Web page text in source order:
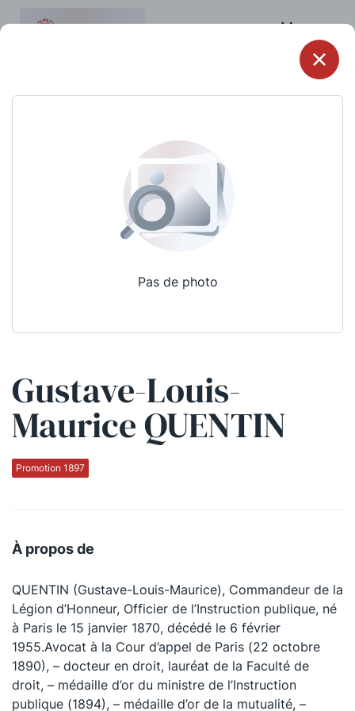
Menu
Pas de photo
Gustave-Louis-
Maurice QUENTIN
Promotion 1897
À propos de
QUENTIN (Gustave-Louis-Maurice), Commandeur de la
Légion d’Honneur, Officier de l’Instruction publique, né
à Paris le 15 janvier 1870, décédé le 6 février
1955.Avocat à la Cour d’appel de Paris (22 octobre
1890), – docteur en droit, lauréat de la Faculté de
droit, – médaille d’or du ministre de l’Instruction
publique (1894), – médaille d’or de la mutualité, –
Qui sommes-nous ?
La Conférence
La défense pénale
Le Concours de la Conférence
La Conférence Berryer
La Petite Conférence